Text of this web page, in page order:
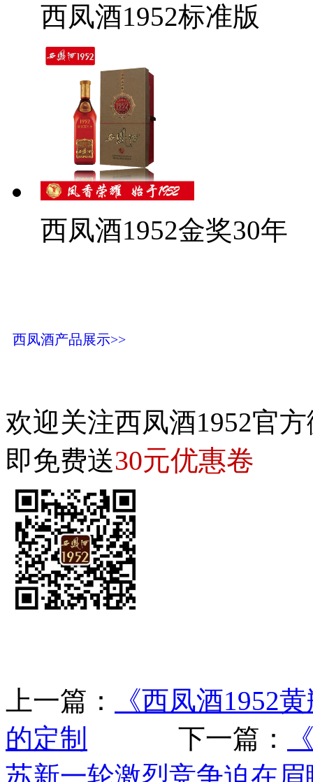
西凤酒1952标准版
西凤酒1952金奖30年
西凤酒产品展示>>
欢迎关注西凤酒1952官
即免费送30元优惠卷
上一篇：
《西凤酒1952
的定制
下一篇：
苏新一轮激烈竞争迫在眉